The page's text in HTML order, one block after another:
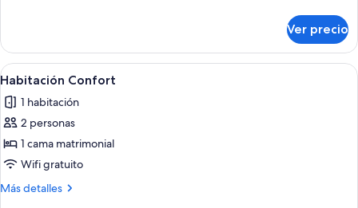
estándar
Ver precio
Abrir
todas
las
fotos
de
Habitación
Confort
Habitación de hotel con cama,
1
Habitación Confort
1 habitación
2 personas
1 cama matrimonial
Wifi gratuito
Más detalles
Más